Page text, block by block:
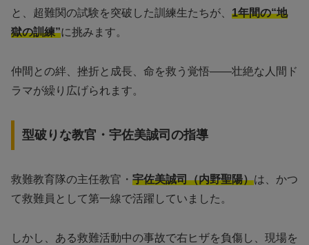
と、超難関の試験を突破した訓練生たちが、 1年間の“地
獄の訓練”に挑みます。
仲間との絆、挫折と成長、命を救う覚悟――壮絶な人間ド
ラマが繰り広げられます。
型破りな教官・宇佐美誠司の指導
救難教育隊の主任教官・ 宇佐美誠司（内野聖陽）は、かつ
て救難員として第一線で活躍していました。
しかし、ある救難活動中の事故で右ヒザを負傷し、現場を